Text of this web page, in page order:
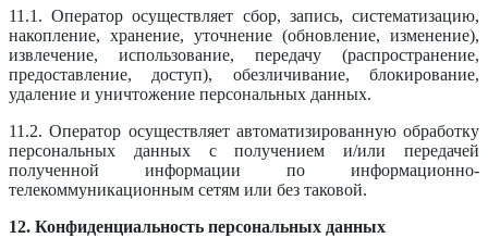
11.1. Оператор осуществляет сбор, запись, систематизацию,
накопление, хранение, уточнение (обновление, изменение),
извлечение, использование, передачу (распространение,
предоставление, доступ), обезличивание, блокирование,
удаление и уничтожение персональных данных.
11.2. Оператор осуществляет автоматизированную обработку
персональных данных с получением и/или передачей
полученной информации по информационно-
телекоммуникационным сетям или без таковой.
12. Конфиденциальность персональных данных